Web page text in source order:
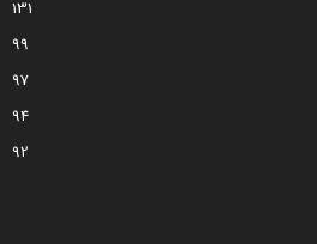
131
99
97
94
92